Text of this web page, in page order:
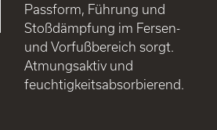
Passform, Führung und
Stoßdämpfung im Fersen-
und Vorfußbereich sorgt.
Atmungsaktiv und
feuchtigkeitsabsorbierend.